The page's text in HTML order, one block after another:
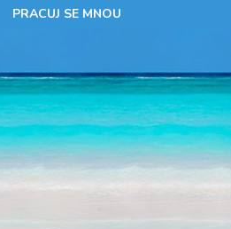
PRACUJ SE MNOU